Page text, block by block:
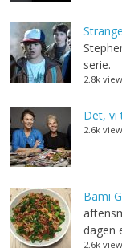
serie.
2.8k
Det, vi
2.6k
Bami
dagen
2.6k